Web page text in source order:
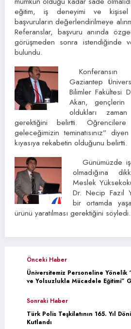
eğitim, iş deneyimi ve kişisel
başvuruların değerlendirilmeye
Referanslar, başvuru anında
görüşmeden sonra istendiğinde
bulundu.
Konferansın
Gaziantep
Bilimler Fakültesi
Akan, gençlerin
oldukları
gerektiğini belirtti.
geleceğimizin teminatısınız”
kıyasıya rekabetin olduğunu belirtti.
Günümüzde
olmadığına
Meslek
Dr. Necip Fazıl
bir ortamda
ürünü yaratılması gerektiğini söyledi.
Önceki Haber
Üniversitemiz Personeline Yönelik
ve Yolsuzlukla Mücadele Eğitimi”
Sonraki Haber
Türk Polis Teşkilatının 165. Yıl
Kutlandı